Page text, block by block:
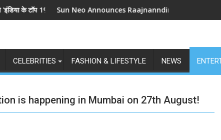
सितंबर से स्टार प्लस और जियोहॉटस्टार पर होगा प्रीमियर
Sun Neo Announces Raajnanndini: A Powerful Story of
CELEBRITIES FASHION & LIFESTYLE NEWS
is happening in Mumbai on 27th August!